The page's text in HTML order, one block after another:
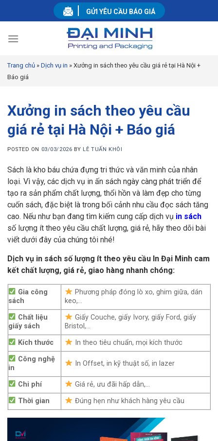
GỬI YÊU CẦU BÁO GIÁ
Trang chủ » Dịch vụ in » Xưởng in sách theo yêu cầu giá rẻ tại Hà Nội +
Báo giá
Xưởng in sách theo yêu cầu
giá rẻ tại Hà Nội + Báo giá
POSTED ON 03/03/2026 BY LÊ TUẤN KHÔI
Sách là kho báu chứa đựng tri thức và văn minh của nhân
loại. Vì vậy, các dịch vụ in ấn sách ngày càng phát triển để
tạo ra sản phẩm chất lượng, thổi hồn và làm đẹp cho từng
cuốn sách, đặc biệt là trong bối cảnh nhu cầu đọc sách tăng
cao. Nếu như bạn đang tìm kiếm cung cấp dịch vụ in sách
số lượng ít theo yêu cầu chất lượng, giá rẻ, hãy theo dõi bài
viết dưới đây của chúng tôi nhé!
Dịch vụ in sách số lượng ít theo yêu cầu In Đại Minh cam
kết chất lượng, giá rẻ, giao hàng nhanh chóng:
Gia công
sách
Phương pháp đóng lò xo, ghim giữa, dán
keo,…
Chất liệu
giấy sách
Giấy Couche, giấy Ivory, giấy Ford, giấy
Bristol,…
Kích thước
In theo tiêu chuẩn, mọi kích thước
Công nghệ
in
In Offset, in kỹ thuật số, in lazer
Chi phí
Giá rẻ, ưu đãi hấp dẫn,…
Thời gian
Đúng hẹn như khách hàng yêu cầu